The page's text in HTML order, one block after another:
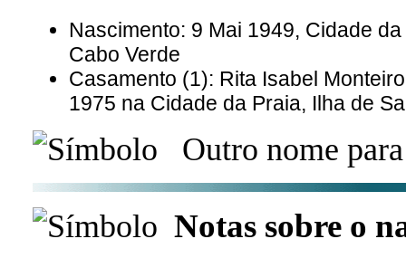
Nascimento: 9 Mai 1949, Cidade
Cabo Verde
Casamento (1): Rita Isabel
1975 na Cidade da Praia, Ilha de
Outro nome
Notas sobre o